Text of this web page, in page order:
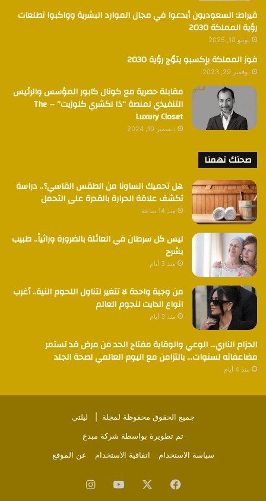
قيراط: السعوديون أبدعوا في مجال الموارد البشرية وواكبوا تطلعات
رؤية المملكة 2030
يونيو 18, 2025
فوز المملكة بإكسبو يتوٌج رؤية 2030
نوفمبر 29, 2023
مقابلة حصرية مع كونال كابور المؤسس والرئيس
التنفيذي لمنصة “ذا لكشري كلوزيت” – The
Luxury Closet
ديسمبر 19, 2024
صحتك تهمنا
هل تحميك الساونا من الطقس القاسي؟.. دراسة
تكشف علاقة الحرارة بالقدرة على التحمل
منذ 14 ساعة
ليس كل سرطان في العائلة بالضرورة وراثياً.. طبيب
يشرح
منذ 3 أيام
من وجبة واحدة لا تتغير لتناول اللحوم النية.. أغرب
انواع الدايت لنجوم العالم
منذ 3 أيام
الحزام الناري… الوعي والوقاية مفتاح الحد من مرض قد تستمر
مضاعفاته لسنوات… بالتزامن مع اليوم العالمي لصحة الجلد
منذ 4 أيام
جميع الحقوق محفوظة لمجلة | ليلتي
تم تطويرة بواسطة شركة مبدع
سياسة الاستخدام
اتفاقية الاستخدام عن الموقع
فيسبوك ‫YouTube